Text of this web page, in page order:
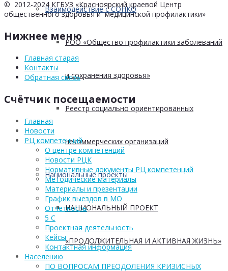
Взаимодействие с СОНКО
РОО «Общество профилактики заболеваний
и сохранения здоровья»
Реестр социально ориентированных
некоммерческих организаций
Национальные проекты
НАЦИОНАЛЬНЫЙ ПРОЕКТ
«ПРОДОЛЖИТЕЛЬНАЯ И АКТИВНАЯ ЖИЗНЬ»
© 2012-2024 КГБУЗ «Красноярский краевой Центр
общественного здоровья и медицинской профилактики»
Нижнее меню
Главная старая
Контакты
Обратная связь
Счётчик посещаемости
Главная
Новости
РЦ компетенций
О центре компетенций
Новости РЦК
Нормативные документы РЦ компетенций
Методические материалы
Материалы и презентации
График выездов в МО
Отчетность
5 С
Проектная деятельность
Кейсы
Контактная информация
Населению
ПО ВОПРОСАМ ПРЕОДОЛЕНИЯ КРИЗИСНЫХ